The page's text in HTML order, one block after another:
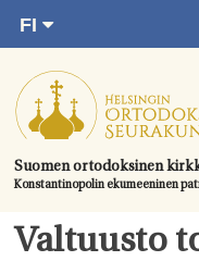
suoraan
sisältöön.
Suomen ortodoksinen
Konstantinopolin ekumeeninen
FI
SV
EN
UA
Etusivu
Ajankohtaista
Juhlat &
Kirkot
Valtuusto